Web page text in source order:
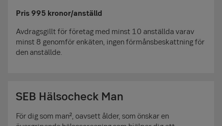
Pris 995 kronor/anställd
Avdragsgillt för företag med minst 10 anställda varav
minst 8 genomför enkäten, ingen förmånsbeskattning för
den anställde.
SEB Hälsocheck Man
För dig som man², oavsett ålder, som önskar en